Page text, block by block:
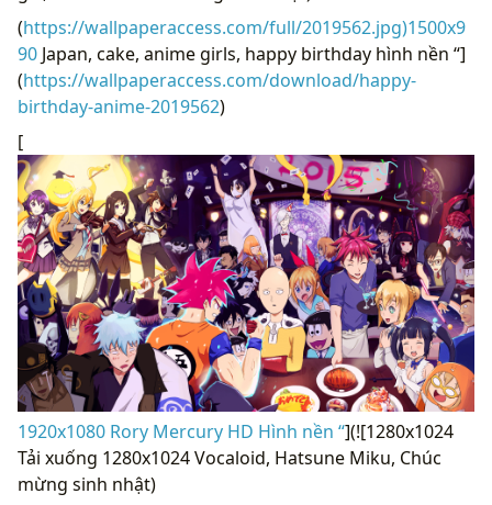
(https://wallpaperaccess.com/full/2019562.jpg)1500x9
90 Japan, cake, anime girls, happy birthday hình nền “]
(https://wallpaperaccess.com/download/happy-
birthday-anime-2019562)
[
1920x1080 Rory Mercury HD Hình nền “](![1280x1024
Tải xuống 1280x1024 Vocaloid, Hatsune Miku, Chúc
mừng sinh nhật)